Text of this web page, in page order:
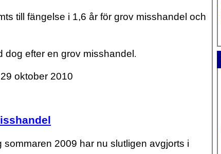
till fängelse i 1,6 år för grov misshandel och
efter en grov misshandel .
oktober 2010
2009 har nu slutligen avgjorts i